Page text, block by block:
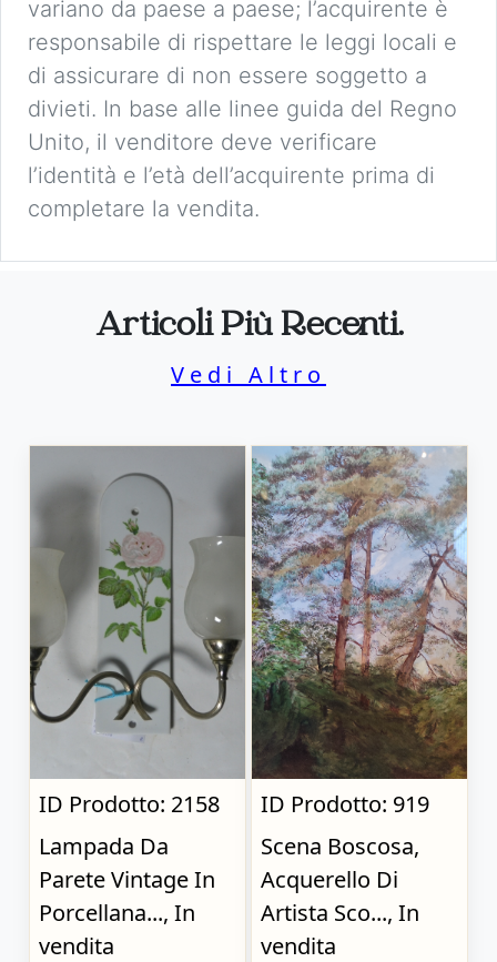
variano da paese a paese; l’acquirente è
responsabile di rispettare le leggi locali e
di assicurare di non essere soggetto a
divieti. In base alle linee guida del Regno
Unito, il venditore deve verificare
l’identità e l’età dell’acquirente prima di
completare la vendita.
Articoli Più Recenti.
Vedi Altro
ID Prodotto: 2158
Lampada Da
Parete Vintage In
Porcellana..., In
vendita
ID Prodotto: 919
Scena Boscosa,
Acquerello Di
Artista Sco..., In
vendita